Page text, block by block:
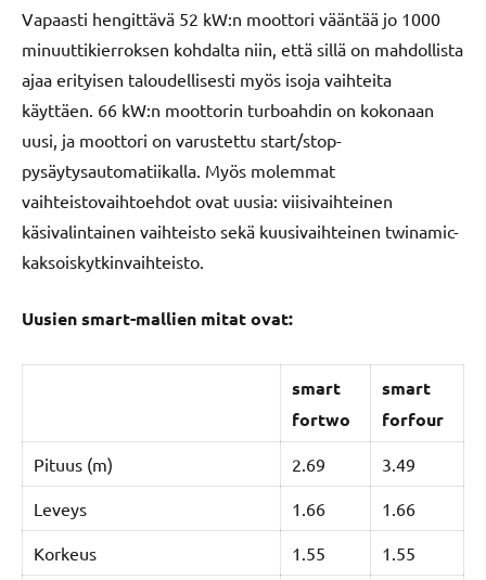
Vapaasti hengittävä 52 kW:n moottori vääntää jo 1000
minuuttikierroksen kohdalta niin, että sillä on mahdollista
ajaa erityisen taloudellisesti myös isoja vaihteita
käyttäen. 66 kW:n moottorin turboahdin on kokonaan
uusi, ja moottori on varustettu start/stop-
pysäytysautomatiikalla. Myös molemmat
vaihteistovaihtoehdot ovat uusia: viisivaihteinen
käsivalintainen vaihteisto sekä kuusivaihteinen twinamic-
kaksoiskytkinvaihteisto.
Uusien smart-mallien mitat ovat:
smart
fortwo
smart
forfour
Pituus (m) 2.69 3.49
Leveys 1.66 1.66
Korkeus 1.55 1.55